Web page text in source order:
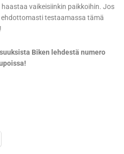
vaikeisiinkin paikkoihin. Jos
testaamassa tämä
Biken lehdestä numero